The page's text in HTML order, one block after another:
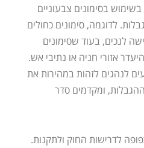
בסימונים צבעוניים
לדוגמה, סימונים כחולים
לנכים, בעוד שסימונים
אזורי חניה או נתיבי אש.
לנהגים לזהות במהירות את
ומקדמים סדר
לדרישות החוק ולתקנות.